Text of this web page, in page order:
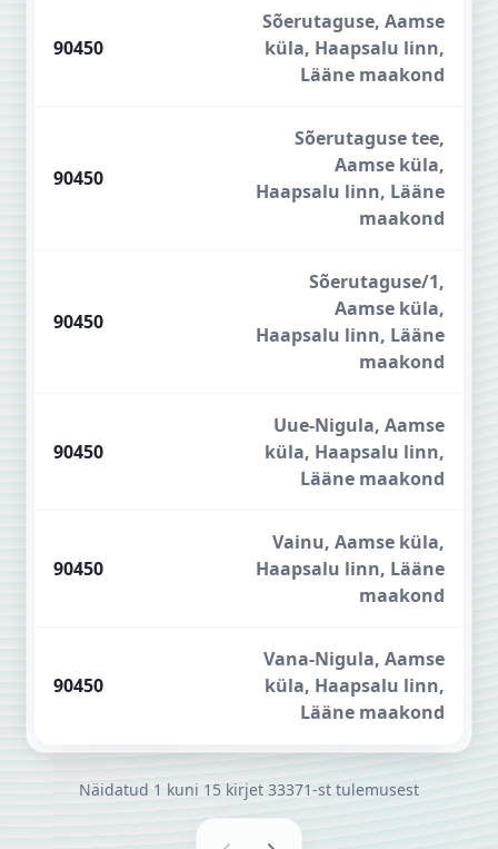
90450
Sõerutaguse, Aamse
küla, Haapsalu linn,
Lääne maakond
90450
Sõerutaguse tee,
Aamse küla,
Haapsalu linn, Lääne
maakond
90450
Sõerutaguse/1,
Aamse küla,
Haapsalu linn, Lääne
maakond
90450
Uue-Nigula, Aamse
küla, Haapsalu linn,
Lääne maakond
90450
Vainu, Aamse küla,
Haapsalu linn, Lääne
maakond
90450
Vana-Nigula, Aamse
küla, Haapsalu linn,
Lääne maakond
Näidatud 1 kuni 15 kirjet 33371-st tulemusest